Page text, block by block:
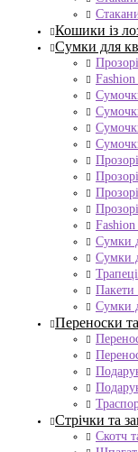
Кошики із
Сумки для
Сумки
Сумки
Пакети
Сумки
Переноски
Стрічки та
Скотч